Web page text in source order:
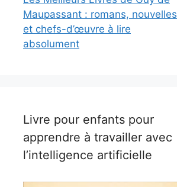
Maupassant : romans, nouvelles
et chefs-d’œuvre à lire
absolument
Livre pour enfants pour
apprendre à travailler avec
l’intelligence artificielle